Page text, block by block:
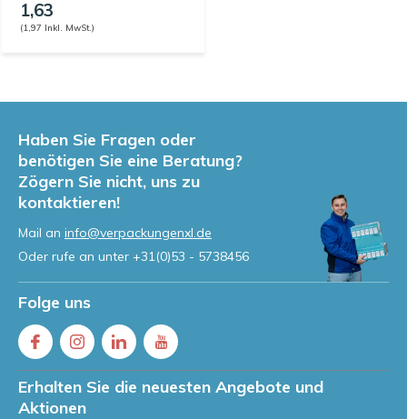
1,63
(1,97 Inkl. MwSt.)
Haben Sie Fragen oder
benötigen Sie eine Beratung?
Zögern Sie nicht, uns zu
kontaktieren!
Mail an info@verpackungenxl.de
Oder rufe an unter +31(0)53 - 5738456
Folge uns
Erhalten Sie die neuesten Angebote und
Aktionen